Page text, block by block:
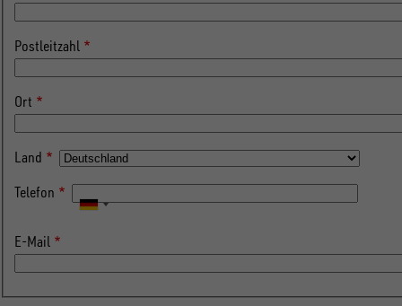
Postleitzahl
Ort
Land
Telefon
E-Mail